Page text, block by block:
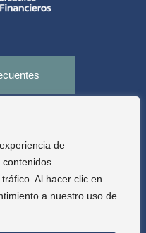
de
contenidos
Al hacer clic en
a nuestro uso de